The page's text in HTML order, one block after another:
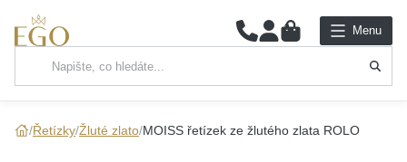
0 Menu
Hlavní kategorie
Řetízky Žluté zlato MOISS řetízek ze žlutého zlata ROLO